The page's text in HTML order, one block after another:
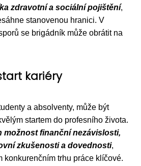
zdravotní a sociální pojištění,
stanovenou hranici. V
se brigádník může obrátit na
kariéry
a absolventy, může být
startem do profesního života.
možnost finanční nezávislosti,
zkušenosti a dovednosti,
konkurenčním trhu práce klíčové.